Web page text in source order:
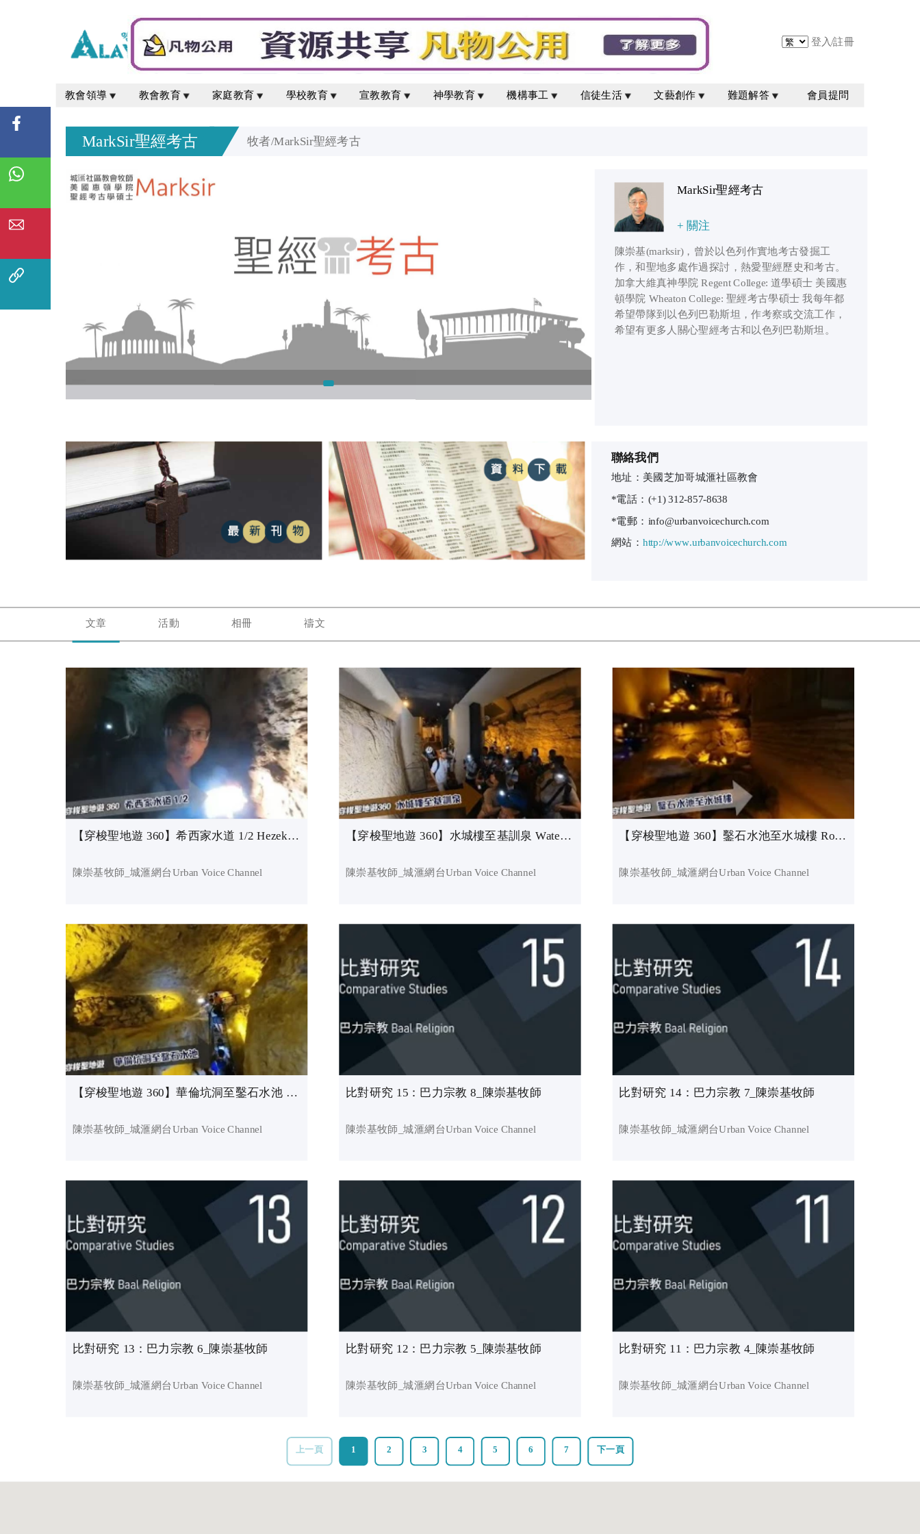
登入/註冊
教會領導 教會教育 家庭教育 學校教育 宣教教育 神學教育 機構事工 信徒生活 文藝創作 難題解答 會員提問
MarkSir聖經考古 牧者/MarkSir聖經考古
MarkSir聖經考古
+ 關注
陳崇基(marksir)，曾於以色列作實地考古發掘工
作，和聖地多處作過探討，熱愛聖經歷史和考古。
加拿大維真神學院 Regent College: 道學碩士 美國惠
頓學院 Wheaton College: 聖經考古學碩士 我每年都
希望帶隊到以色列巴勒斯坦，作考察或交流工作，
希望有更多人關心聖經考古和以色列巴勒斯坦。
聯絡我們
地址：美國芝加哥城滙社區教會
*電話：(+1) 312-857-8638
*電郵：info@urbanvoicechurch.com
網站： http://www.urbanvoicechurch.com
文章 活動 相冊 禱文
【穿梭聖地遊 360】希西家水道 1/2 Hezekiah Tunnel 1/2_陳崇基牧師
陳崇基牧師_城滙網台Urban Voice Channel
【穿梭聖地遊 360】水城樓至基訓泉 Water Tower to Gihon Spring_陳崇基牧師
陳崇基牧師_城滙網台Urban Voice Channel
【穿梭聖地遊 360】鑿石水池至水城樓 Rock-Cut Pool to Water Tower_陳崇基牧師
陳崇基牧師_城滙網台Urban Voice Channel
【穿梭聖地遊 360】華倫坑洞至鑿石水池 Warren's Shaft to Rock-Cut Pool_陳崇基牧師
陳崇基牧師_城滙網台Urban Voice Channel
比對研究 15：巴力宗教 8_陳崇基牧師
陳崇基牧師_城滙網台Urban Voice Channel
比對研究 14：巴力宗教 7_陳崇基牧師
陳崇基牧師_城滙網台Urban Voice Channel
比對研究 13：巴力宗教 6_陳崇基牧師
陳崇基牧師_城滙網台Urban Voice Channel
比對研究 12：巴力宗教 5_陳崇基牧師
陳崇基牧師_城滙網台Urban Voice Channel
比對研究 11：巴力宗教 4_陳崇基牧師
陳崇基牧師_城滙網台Urban Voice Channel
上一頁 1 2 3 4 5 6 7 下一頁